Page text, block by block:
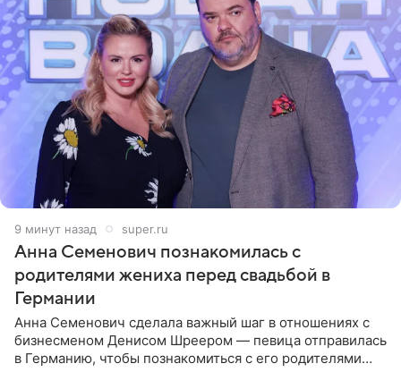
9 минут назад super.ru
Анна Семенович познакомилась с
родителями жениха перед свадьбой в
Германии
Анна Семенович сделала важный шаг в отношениях с
бизнесменом Денисом Шреером — певица отправилась
в Германию, чтобы познакомиться с его родителями